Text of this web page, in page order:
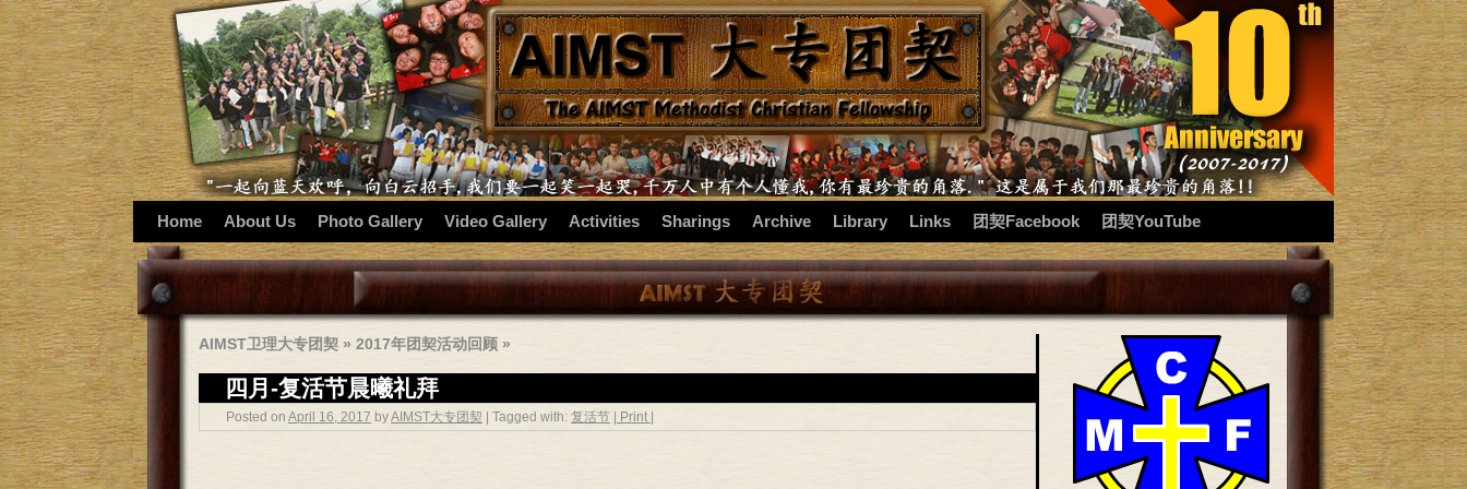
Home About Us Photo Gallery Video Gallery Activities Sharings Archive Library Links 团契Facebook 团契YouTube
AIMST卫理大专团契 » 2017年团契活动回顾 »
四月-复活节晨曦礼拜
Posted on April 16, 2017 byAIMST大专团契 | Tagged with: 复活节 | Print |